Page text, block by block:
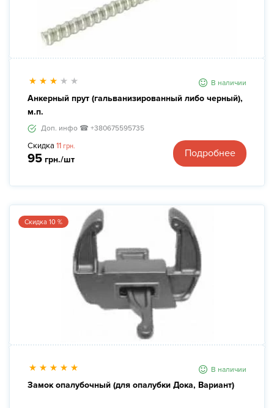
В наличии
Анкерный прут (гальванизированный либо черный),
м.п.
Доп. инфо ☎ +380675595735
Скидка 11 грн.
95 грн./шт
Подробнее
Скидка 10 %
В наличии
Замок опалубочный (для опалубки Дока, Вариант)